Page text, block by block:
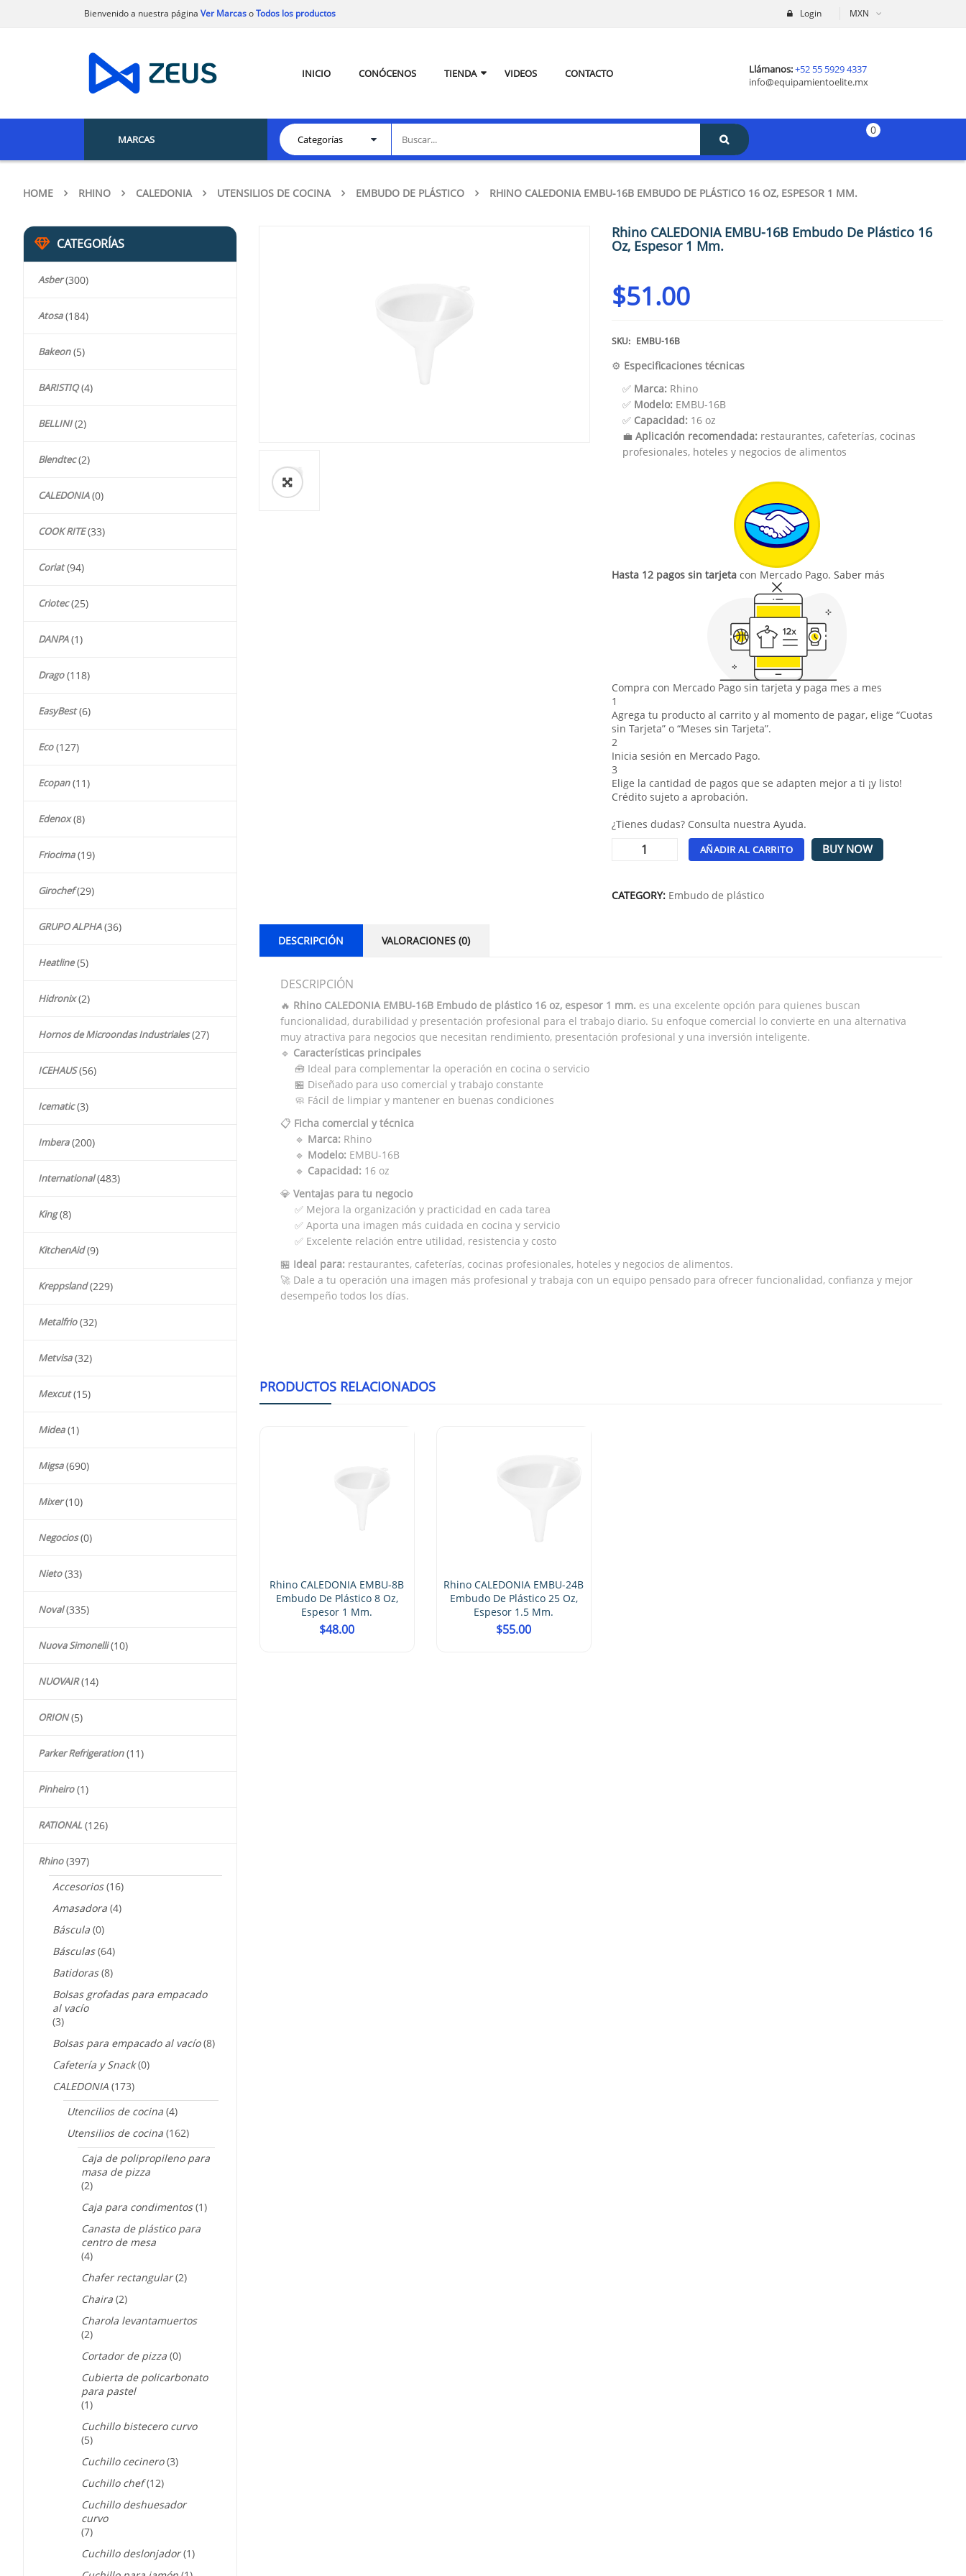
MXN
Login
Bienvenido a nuestra página Ver MarcasoTodos los productos
INICIO CONÓCENOS TIENDA VIDEOS CONTACTO Llámanos:+52 55 5929 4337
info@equipamientoelite.mx
MARCAS
0
HOME RHINO CALEDONIA UTENSILIOS DE COCINA EMBUDO DE PLÁSTICO RHINO CALEDONIA EMBU-16B EMBUDO DE PLÁSTICO 16 OZ, ESPESOR 1 MM.
CATEGORÍAS
Asber (300)
Atosa (184)
Bakeon (5)
BARISTIQ (4)
BELLINI (2)
Blendtec (2)
CALEDONIA (0)
COOK RITE (33)
Coriat (94)
Criotec (25)
DANPA (1)
Drago (118)
EasyBest (6)
Eco (127)
Ecopan (11)
Edenox (8)
Friocima (19)
Girochef (29)
GRUPO ALPHA (36)
Heatline (5)
Hidronix (2)
Hornos de Microondas Industriales (27)
ICEHAUS (56)
Icematic (3)
Imbera (200)
International (483)
King (8)
KitchenAid (9)
Kreppsland (229)
Metalfrio (32)
Metvisa (32)
Mexcut (15)
Midea (1)
Migsa (690)
Mixer (10)
Negocios (0)
Nieto (33)
Noval (335)
Nuova Simonelli (10)
NUOVAIR (14)
ORION (5)
Parker Refrigeration (11)
Pinheiro (1)
RATIONAL (126)
Rhino (397)
Accesorios (16)
Amasadora (4)
Báscula (0)
Básculas (64)
Batidoras (8)
Bolsas grofadas para empacado
al vacío
(3)
Bolsas para empacado al vacío (8)
Cafetería y Snack (0)
CALEDONIA (173)
Utencilios de cocina (4)
Utensilios de cocina (162)
Caja de polipropileno para
masa de pizza
(2)
Caja para condimentos (1)
Canasta de plástico para
centro de mesa
(4)
Chafer rectangular (2)
Chaira (2)
Charola levantamuertos
(2)
Cortador de pizza (0)
Cubierta de policarbonato
para pastel
(1)
Cuchillo bistecero curvo
(5)
Cuchillo cecinero (3)
Cuchillo chef (12)
Cuchillo deshuesador
curvo
(7)
Cuchillo deslonjador (1)
🔍
Rhino CALEDONIA EMBU-16B Embudo De Plástico 16
Oz, Espesor 1 Mm.
$51.00
SKU: EMBU-16B
⚙️ Especificaciones técnicas
✅ Marca:Rhino
✅ Modelo:EMBU-16B
✅ Capacidad:16 oz
💼 Aplicación recomendada:restaurantes, cafeterías, cocinas
profesionales, hoteles y negocios de alimentos
Hasta 12 pagos sin tarjetacon Mercado Pago. Saber más
Compra con Mercado Pago sin tarjeta y paga mes a mes
1
Agrega tu producto al carrito y al momento de pagar, elige “Cuotas
sin Tarjeta” o “Meses sin Tarjeta”.
2
Inicia sesión en Mercado Pago.
3
Elige la cantidad de pagos que se adapten mejor a ti ¡y listo!
Crédito sujeto a aprobación.
¿Tienes dudas? Consulta nuestra Ayuda.
AÑADIR AL CARRITO BUY NOW
CATEGORY: Embudo de plástico
DESCRIPCIÓN VALORACIONES (0)
DESCRIPCIÓN
🔥 Rhino CALEDONIA EMBU-16B Embudo de plástico 16 oz, espesor 1 mm. es una excelente opción para quienes buscan
funcionalidad, durabilidad y presentación profesional para el trabajo diario. Su enfoque comercial lo convierte en una alternativa
muy atractiva para negocios que necesitan rendimiento, presentación profesional y una inversión inteligente.
🔹 Características principales
🧰 Ideal para complementar la operación en cocina o servicio
🏪 Diseñado para uso comercial y trabajo constante
🧼 Fácil de limpiar y mantener en buenas condiciones
📋 Ficha comercial y técnica
🔹 Marca: Rhino
🔹 Modelo: EMBU-16B
🔹 Capacidad: 16 oz
💎 Ventajas para tu negocio
✅ Mejora la organización y practicidad en cada tarea
✅ Aporta una imagen más cuidada en cocina y servicio
✅ Excelente relación entre utilidad, resistencia y costo
🏪 Ideal para: restaurantes, cafeterías, cocinas profesionales, hoteles y negocios de alimentos.
🚀 Dale a tu operación una imagen más profesional y trabaja con un equipo pensado para ofrecer funcionalidad, confianza y mejor
desempeño todos los días.
PRODUCTOS RELACIONADOS
Rhino CALEDONIA EMBU-8B
Embudo De Plástico 8 Oz,
Espesor 1 Mm.
$48.00
Rhino CALEDONIA EMBU-24B
Embudo De Plástico 25 Oz,
Espesor 1.5 Mm.
$55.00